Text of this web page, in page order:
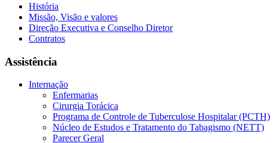
História
Missão, Visão e valores
Direção Executiva e Conselho Diretor
Contratos
Assistência
Internação
Enfermarias
Cirurgia Torácica
Programa de Controle de Tuberculose Hospitalar (PCTH)
Núcleo de Estudos e Tratamento do Tabagismo (NETT)
Parecer Geral